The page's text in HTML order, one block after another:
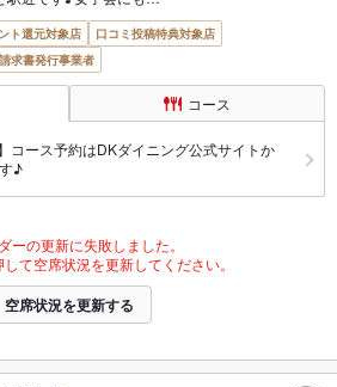
ト還元対象店
口コミ投稿特典対象店
求書発行事業者
コース
コース予約はDKダイニング公式サイトか
♪
ーの更新に失敗しました。
て空席状況を更新してください。
空席状況を更新する